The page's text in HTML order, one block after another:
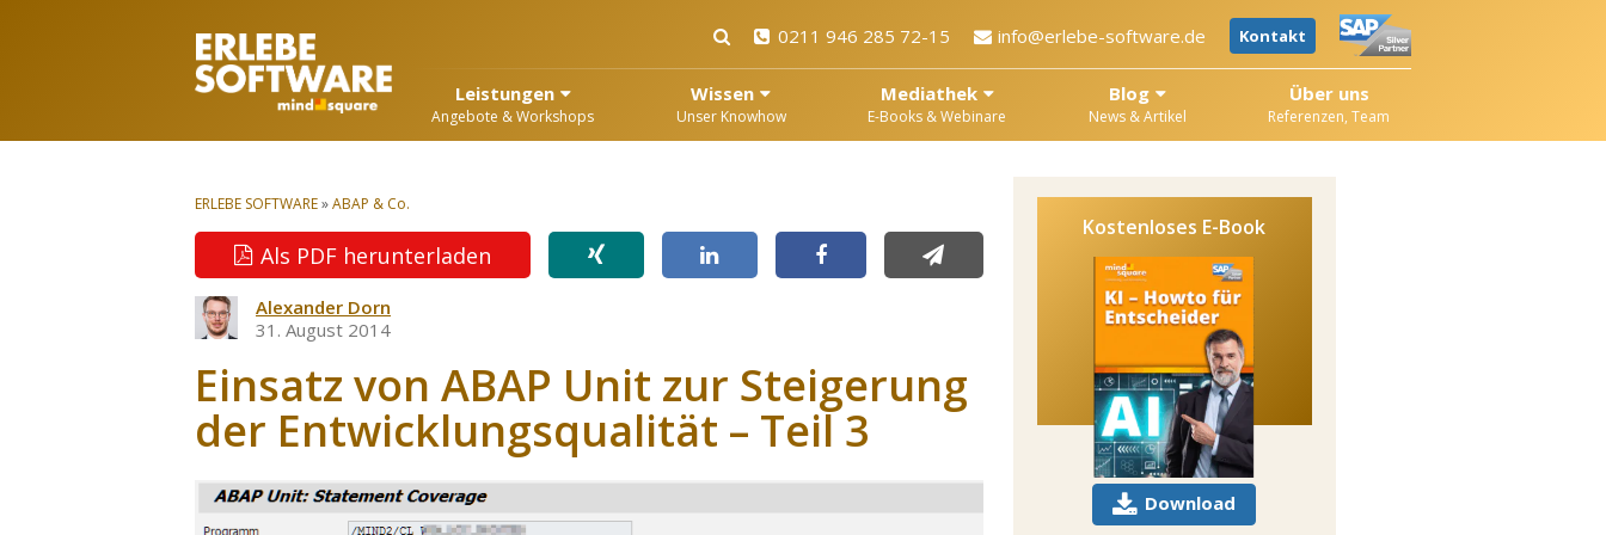
0211 946 285 72-15 info@erlebe-software.de Kontakt
Leistungen
Angebote & Workshops
Wissen
Unser Knowhow
Mediathek
E-Books & Webinare
Blog
News & Artikel
Über uns
Referenzen, Team
ERLEBE SOFTWARE»ABAP & Co.
Als PDF herunterladen
Alexander Dorn
31. August 2014
Einsatz von ABAP Unit zur Steigerung
der Entwicklungsqualität – Teil 3
Kostenloses E-Book
Download